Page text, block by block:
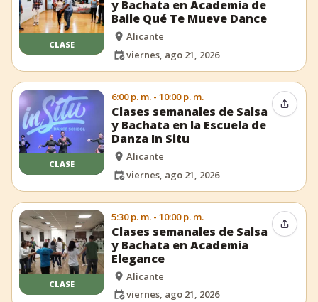
CLASE
y Bachata en Academia de
Baile Qué Te Mueve Dance
Alicante
viernes, ago 21, 2026
CLASE
6:00 p. m. - 10:00 p. m.
Clases semanales de Salsa
y Bachata en la Escuela de
Danza In Situ
Alicante
viernes, ago 21, 2026
CLASE
5:30 p. m. - 10:00 p. m.
Clases semanales de Salsa
y Bachata en Academia
Elegance
Alicante
viernes, ago 21, 2026